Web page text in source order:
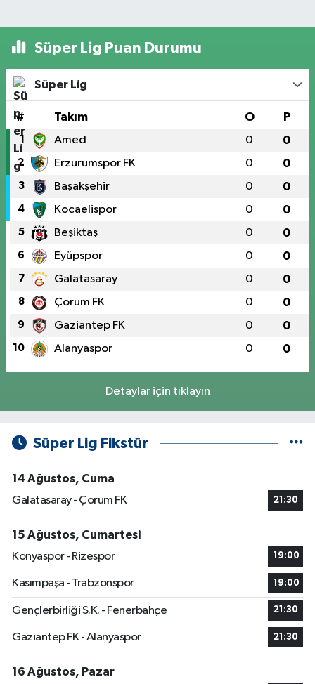
Süper Lig Puan Durumu
Süper Lig
# Takım O P
1 Amed 0 0
2 Erzurumspor FK 0 0
3 Başakşehir 0 0
4 Kocaelispor 0 0
5 Beşiktaş 0 0
6 Eyüpspor 0 0
7 Galatasaray 0 0
8 Çorum FK 0 0
9 Gaziantep FK 0 0
10 Alanyaspor 0 0
Detaylar için tıklayın
Süper Lig Fikstür
14 Ağustos, Cuma
Galatasaray - Çorum FK
21:30
15 Ağustos, Cumartesi
Konyaspor - Rizespor
19:00
Kasımpaşa - Trabzonspor 19:00
Gençlerbirliği S.K. - Fenerbahçe 21:30
Gaziantep FK - Alanyaspor 21:30
16 Ağustos, Pazar